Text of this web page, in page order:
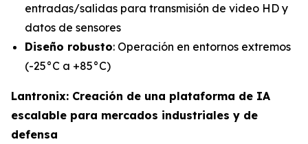
entradas/salidas para transmisión de video HD y
datos de sensores
Diseño robusto: Operación en entornos extremos
(-25°C a +85°C)
Lantronix: Creación de una plataforma de IA
escalable para mercados industriales y de
defensa